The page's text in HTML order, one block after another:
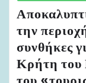
την
συνθήκες
Κρήτη του